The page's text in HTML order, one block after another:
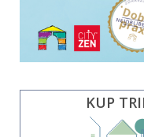
KUP